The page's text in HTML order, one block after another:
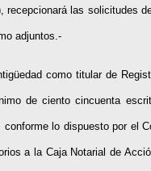
recepcionará las solicitudes
adjuntos.-
como titular de
de ciento cincuenta
lo dispuesto por el
a la Caja Notarial de